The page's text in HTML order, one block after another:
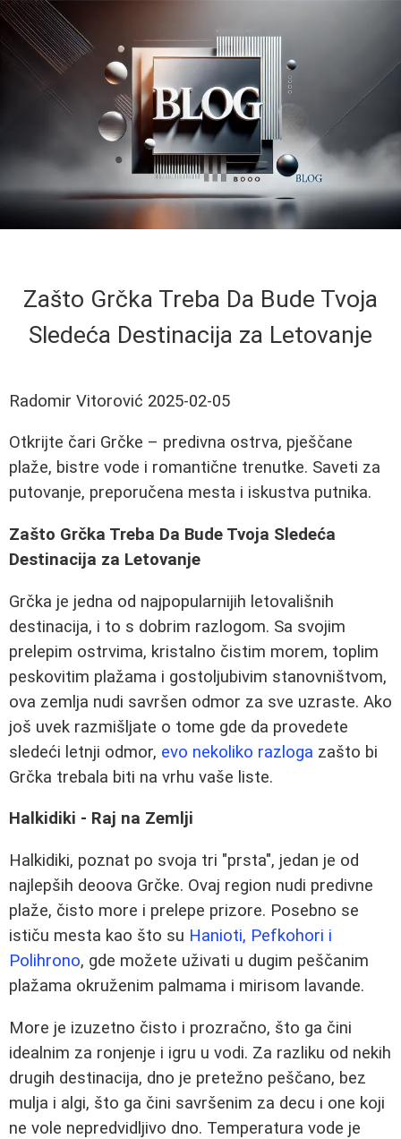
Zašto Grčka Treba Da Bude Tvoja
Sledeća Destinacija za Letovanje
Radomir Vitorović 2025-02-05
Otkrijte čari Grčke – predivna ostrva, pješčane
plaže, bistre vode i romantične trenutke. Saveti za
putovanje, preporučena mesta i iskustva putnika.
Zašto Grčka Treba Da Bude Tvoja Sledeća
Destinacija za Letovanje
Grčka je jedna od najpopularnijih letovališnih
destinacija, i to s dobrim razlogom. Sa svojim
prelepim ostrvima, kristalno čistim morem, toplim
peskovitim plažama i gostoljubivim stanovništvom,
ova zemlja nudi savršen odmor za sve uzraste. Ako
još uvek razmišljate o tome gde da provedete
sledeći letnji odmor, evo nekoliko razloga zašto bi
Grčka trebala biti na vrhu vaše liste.
Halkidiki - Raj na Zemlji
Halkidiki, poznat po svoja tri "prsta", jedan je od
najlepših deoova Grčke. Ovaj region nudi predivne
plaže, čisto more i prelepe prizore. Posebno se
ističu mesta kao što su Hanioti, Pefkohori i
Polihrono, gde možete uživati u dugim peščanim
plažama okruženim palmama i mirisom lavande.
More je izuzetno čisto i prozračno, što ga čini
idealnim za ronjenje i igru u vodi. Za razliku od nekih
drugih destinacija, dno je pretežno peščano, bez
mulja i algi, što ga čini savršenim za decu i one koji
ne vole nepredvidljivo dno. Temperatura vode je